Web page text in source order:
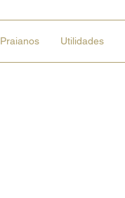
Praianos Utilidades